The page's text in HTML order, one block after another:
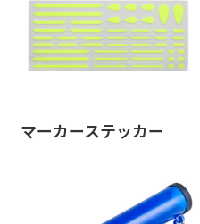
マーカーステッカー